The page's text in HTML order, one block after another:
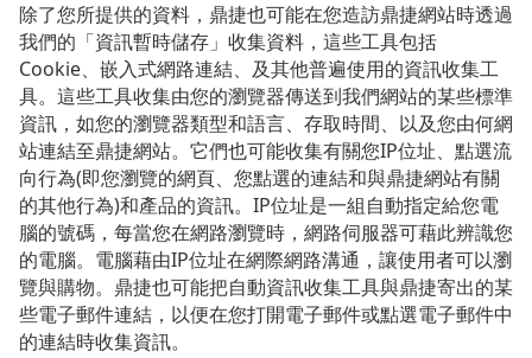
除了您所提供的資料，鼎捷也可能在您造訪鼎捷網站時透過
我們的「資訊暫時儲存」收集資料，這些工具包括
Cookie、嵌入式網路連結、及其他普遍使用的資訊收集工
具。這些工具收集由您的瀏覽器傳送到我們網站的某些標準
資訊，如您的瀏覽器類型和語言、存取時間、以及您由何網
站連結至鼎捷網站。它們也可能收集有關您IP位址、點選流
向行為(即您瀏覽的網頁、您點選的連結和與鼎捷網站有關
的其他行為)和產品的資訊。IP位址是一組自動指定給您電
腦的號碼，每當您在網路瀏覽時，網路伺服器可藉此辨識您
的電腦。電腦藉由IP位址在網際網路溝通，讓使用者可以瀏
覽與購物。鼎捷也可能把自動資訊收集工具與鼎捷寄出的某
些電子郵件連結，以便在您打開電子郵件或點選電子郵件中
的連結時收集資訊。